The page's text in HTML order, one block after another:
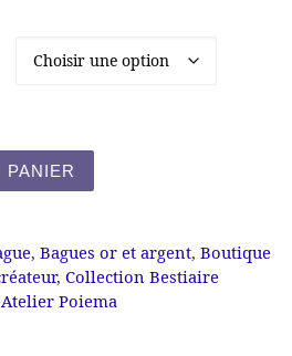
PANIER
, Bagues or et argent, Boutique
, Collection Bestiaire
Poiema